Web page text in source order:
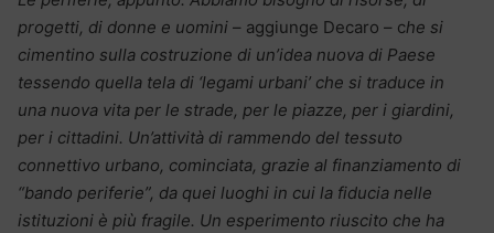
progetti, di donne e uomini – aggiunge Decaro – che si
cimentino sulla costruzione di un’idea nuova di Paese
tessendo quella tela di ‘legami urbani’ che si traduce in
una nuova vita per le strade, per le piazze, per i giardini,
per i cittadini. Un’attività di rammendo del tessuto
connettivo urbano, cominciata, grazie al finanziamento di
“bando periferie”, da quei luoghi in cui la fiducia nelle
istituzioni è più fragile. Un esperimento riuscito che ha